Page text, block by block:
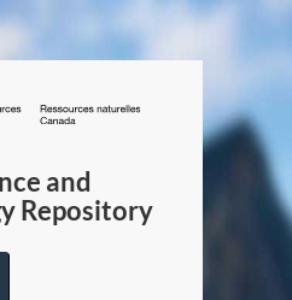
/
Canada
and
Repository